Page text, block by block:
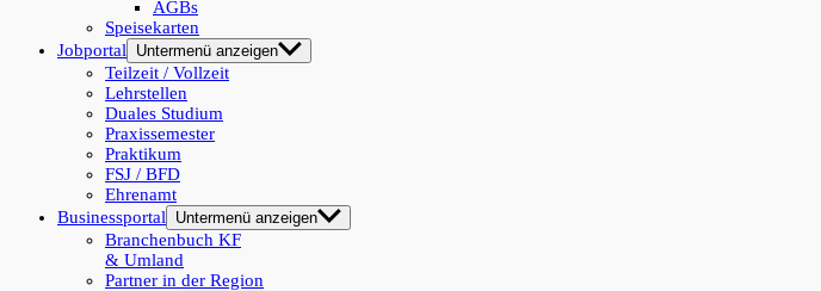
AGBs
Speisekarten
Jobportal
Untermenü anzeigen
Teilzeit / Vollzeit
Lehrstellen
Duales Studium
Praxissemester
Praktikum
FSJ / BFD
Ehrenamt
Businessportal
Untermenü anzeigen
Branchenbuch KF
& Umland
Partner in der Region